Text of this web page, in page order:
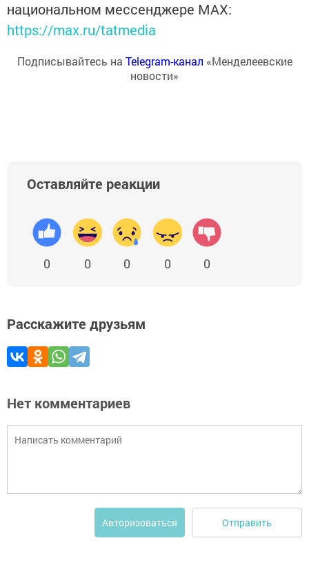
национальном мессенджере MАХ:
https://max.ru/tatmedia
Подписывайтесь на Telegram-канал «Менделеевские
новости»
Оставляйте реакции
0 0 0 0 0
Расскажите друзьям
Нет комментариев
Авторизоваться Отправить